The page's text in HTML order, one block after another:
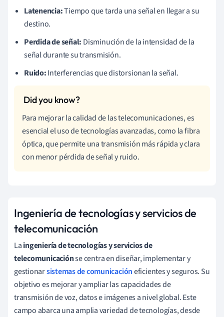
Latenencia:Tiempo que tarda una señal en llegar a su
destino.
Perdida de señal: Disminución de la intensidad de la
señal durante su transmisión.
Ruido:Interferencias que distorsionan la señal.
Para mejorar la calidad de las telecomunicaciones, es
esencial el uso de tecnologías avanzadas, como la fibra
óptica, que permite una transmisión más rápida y clara
con menor pérdida de señal y ruido.
Ingeniería de tecnologías y servicios de
telecomunicación
Laingeniería de tecnologías y servicios de
telecomunicaciónse centra en diseñar, implementar y
gestionarsistemas de comunicacióneficientes y seguros. Su
objetivo es mejorar y ampliar las capacidades de
transmisión de voz, datos e imágenes a nivel global. Este
campo abarca una amplia variedad de tecnologías, desde